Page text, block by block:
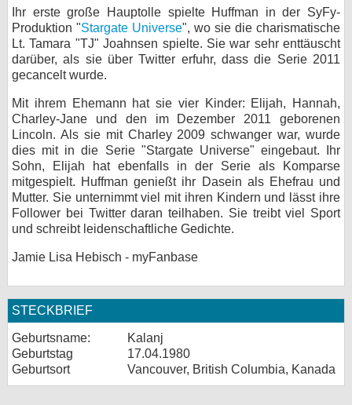
Ihr erste große Hauptolle spielte Huffman in der SyFy-
Produktion "Stargate Universe", wo sie die charismatische
Lt. Tamara "TJ" Joahnsen spielte. Sie war sehr enttäuscht
darüber, als sie über Twitter erfuhr, dass die Serie 2011
gecancelt wurde.
Mit ihrem Ehemann hat sie vier Kinder: Elijah, Hannah,
Charley-Jane und den im Dezember 2011 geborenen
Lincoln. Als sie mit Charley 2009 schwanger war, wurde
dies mit in die Serie "Stargate Universe" eingebaut. Ihr
Sohn, Elijah hat ebenfalls in der Serie als Komparse
mitgespielt. Huffman genießt ihr Dasein als Ehefrau und
Mutter. Sie unternimmt viel mit ihren Kindern und lässt ihre
Follower bei Twitter daran teilhaben. Sie treibt viel Sport
und schreibt leidenschaftliche Gedichte.
Jamie Lisa Hebisch - myFanbase
STECKBRIEF
Geburtsname:
Kalanj
Geburtstag
17.04.1980
Geburtsort
Vancouver, British Columbia, Kanada